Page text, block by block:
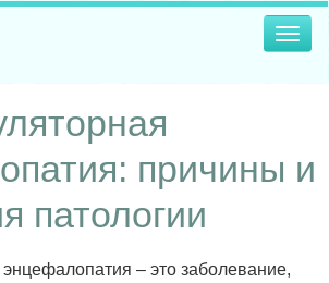
причины и
патологии
– это заболевание,